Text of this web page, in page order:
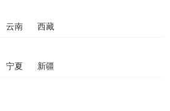
云南 西藏
宁夏 新疆